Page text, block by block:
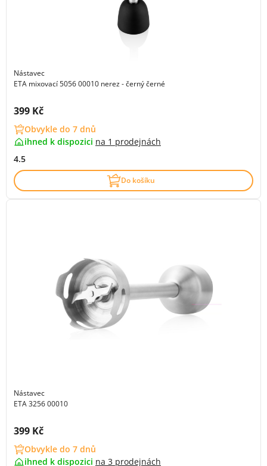
Nástavec
ETA mixovací 5056 00010 nerez - černý černé
Cena s DPH:
399 Kč
Obvykle do 7 dnů
ihned k dispozici na 1 prodejnách
4.5
Do košíku
Nástavec
ETA 3256 00010
Cena s DPH:
399 Kč
Obvykle do 7 dnů
ihned k dispozici na 3 prodejnách